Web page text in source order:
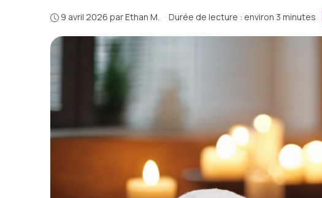
9 avril 2026 parEthan M. · Durée de lecture : environ 3 minutes